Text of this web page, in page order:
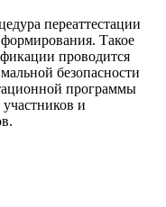
переаттестации
Такое
проводится
безопасности
программы
и